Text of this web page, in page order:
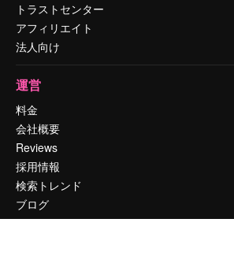
トラストセンター
アフィリエイト
法人向け
運営
料金
会社概要
Reviews
採用情報
検索トレンド
ブログ
イベント